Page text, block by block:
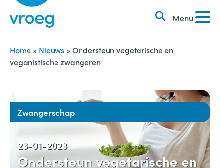
i
Menu
k
e
n
n
a
:
Home » Nieuws » Ondersteun vegetarische en
veganistische zwangeren
Zwangerschap
23-01-2023
Ondersteun vegetarische en